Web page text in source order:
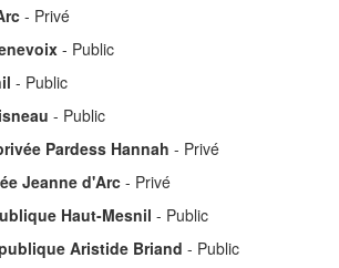
- Privé
- Public
- Public
- Public
Pardess Hannah - Privé
Jeanne d'Arc - Privé
Haut-Mesnil - Public
Aristide Briand - Public